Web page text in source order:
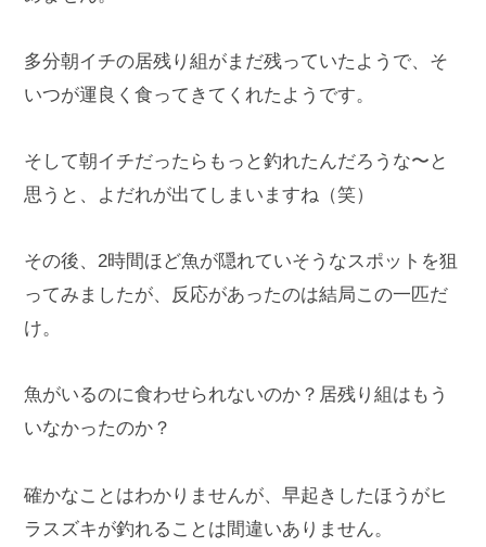
多分朝イチの居残り組がまだ残っていたようで、そ
いつが運良く食ってきてくれたようです。
そして朝イチだったらもっと釣れたんだろうな〜と
思うと、よだれが出てしまいますね（笑）
その後、2時間ほど魚が隠れていそうなスポットを狙
ってみましたが、反応があったのは結局この一匹だ
け。
魚がいるのに食わせられないのか？居残り組はもう
いなかったのか？
確かなことはわかりませんが、早起きしたほうがヒ
ラスズキが釣れることは間違いありません。